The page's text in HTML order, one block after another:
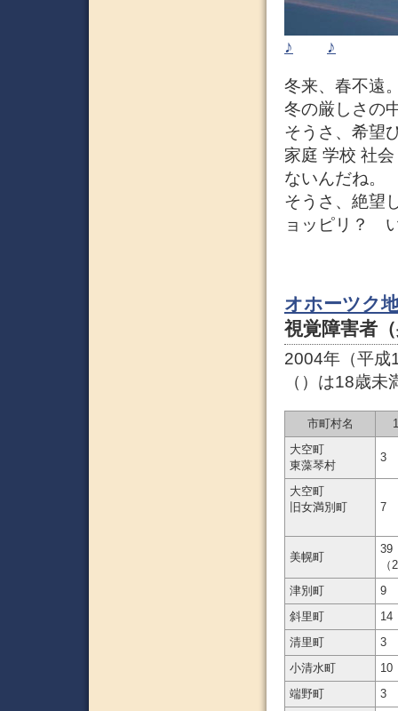
♪ ♪
冬来、春不遠
冬の厳しさの
そうさ、希望
家庭 学校 社
ないんだね。
そうさ、絶望
ョッピリ？
オホーツク
視覚障害者
2004年（平成
（）は18歳未
市町村名
大空町
東藻琴村
3
大空町
旧女満別町
7
美幌町
39
（
津別町
9
斜里町
14
清里町
3
小清水町
10
端野町
3